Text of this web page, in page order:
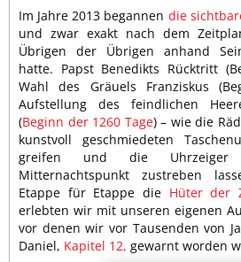
Im Jahre 2013 begannen die
und zwar exakt nach dem
Übrigen der Übrigen anhand
hatte. Papst Benedikts Rücktritt
Wahl des Gräuels Franziskus
Aufstellung des feindlichen
(Beginn der 1260 Tage) – wie die
kunstvoll geschmiedeten
greifen und die Uhrzeiger
Mitternachtspunkt zustreben
Etappe für Etappe die Hüter der
erlebten wir mit unseren eigenen
vor denen wir vor Tausenden von
Daniel, Kapitel 12, gewarnt worden